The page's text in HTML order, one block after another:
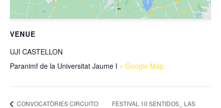
VENUE
UJI CASTELLON
Paranimf de la Universitat Jaume I + Google Map
CONVOCATÒRIES CIRCUITO
FESTIVAL 10 SENTIDOS_ LAS